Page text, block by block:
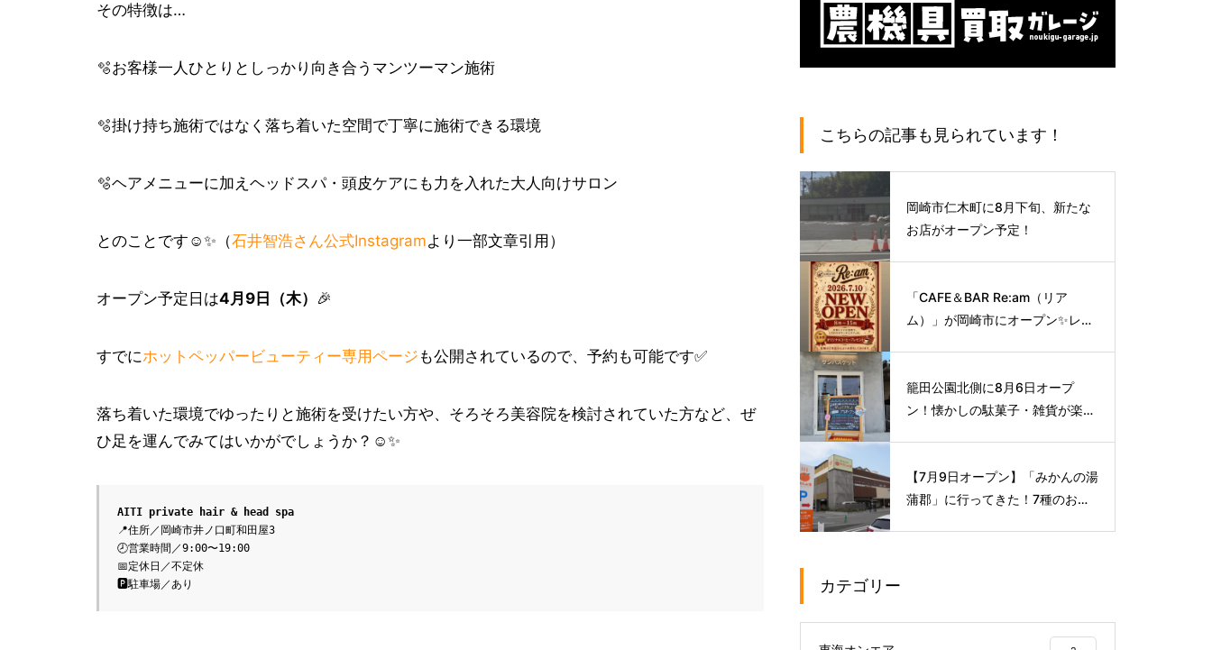
その特徴は…
🫧お客様一人ひとりとしっかり向き合うマンツーマン施術
🫧掛け持ち施術ではなく落ち着いた空間で丁寧に施術できる環境
🫧ヘアメニューに加えヘッドスパ・頭皮ケアにも力を入れた大人向けサロン
とのことです☺️✨（石井智浩さん公式Instagramより一部文章引用）
オープン予定日は4月9日（木） 🎉
すでにホットペッパービューティー専用ページ も公開されているので、予約も可能です✅
落ち着いた環境でゆったりと施術を受けたい方や、そろそろ美容院を検討されていた方など、ぜ
ひ足を運んでみてはいかがでしょうか？☺️✨
AITI private hair & head spa
📍住所／岡崎市井ノ口町和田屋3
🕗営業時間／9:00〜19:00
📅定休日／不定休
🅿️駐車場／あり
こちらの記事も見られています！
岡崎市仁木町に8月下旬、新たな
お店がオープン予定！
「CAFE＆BAR Re:am（リア
ム）」が岡崎市にオープン✨レト
籠田公園北側に8月6日オープ
ン！懐かしの駄菓子・雑貨が楽し
【7月9日オープン】「みかんの湯
蒲郡」に行ってきた！7種のお風
カテゴリー